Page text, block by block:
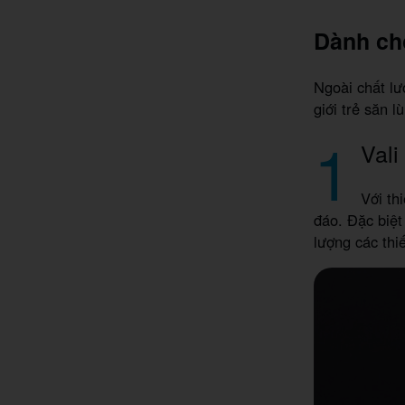
Dành
Ngoài chất
giới trẻ săn
1
Với
đáo. Đặc
lượng các